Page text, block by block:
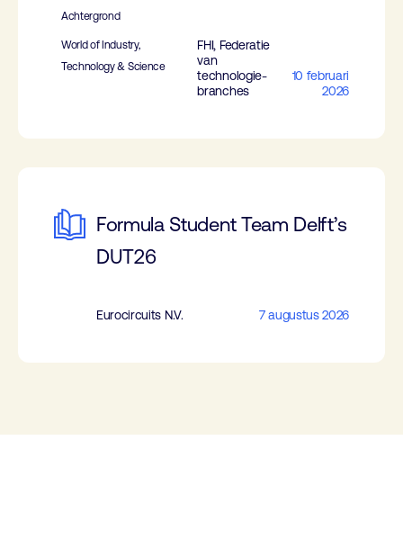
Achtergrond
World of Industry,
Technology & Science
FHI, Federatie
van
technologie-
branches
10 februari
2026
Formula Student Team Delft’s
DUT26
Eurocircuits N.V. 7 augustus 2026